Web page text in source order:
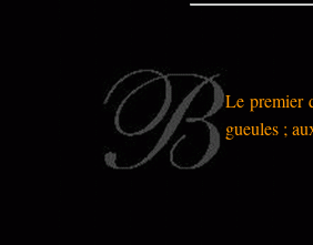
Le premier
gueules ;